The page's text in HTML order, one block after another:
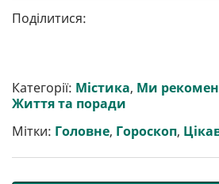
Поділитися:
Категорії: Містика, Ми
Життя та поради
Мітки: Головне, Гороскоп,